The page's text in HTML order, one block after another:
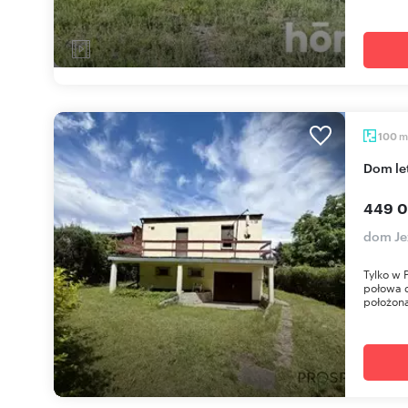
100 m
Dom
449
dom
Tylko w